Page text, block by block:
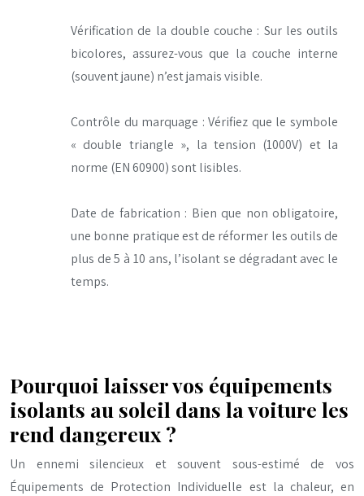
Vérification de la double couche : Sur les outils
bicolores, assurez-vous que la couche interne
(souvent jaune) n’est jamais visible.
Contrôle du marquage : Vérifiez que le symbole
« double triangle », la tension (1000V) et la
norme (EN 60900) sont lisibles.
Date de fabrication : Bien que non obligatoire,
une bonne pratique est de réformer les outils de
plus de 5 à 10 ans, l’isolant se dégradant avec le
temps.
Pourquoi laisser vos équipements
isolants au soleil dans la voiture les
rend dangereux ?
Un ennemi silencieux et souvent sous-estimé de vos
Équipements de Protection Individuelle est la chaleur, en